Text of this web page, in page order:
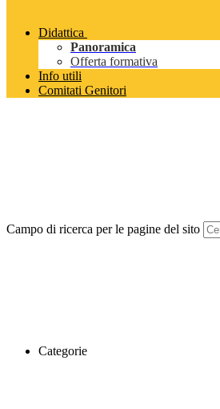
Didattica
Panoramica
Offerta formativa
Info utili
Comitati Genitori
Campo di ricerca per le pagine del sito
Categorie